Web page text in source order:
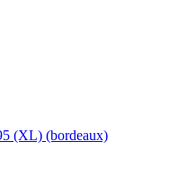
(XL) (bordeaux)